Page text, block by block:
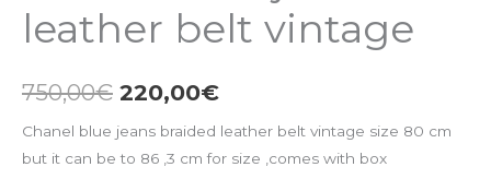
leather belt vintage
750,00€ 220,00€
Chanel blue jeans braided leather belt vintage size 80 cm
but it can be to 86 ,3 cm for size ,comes with box